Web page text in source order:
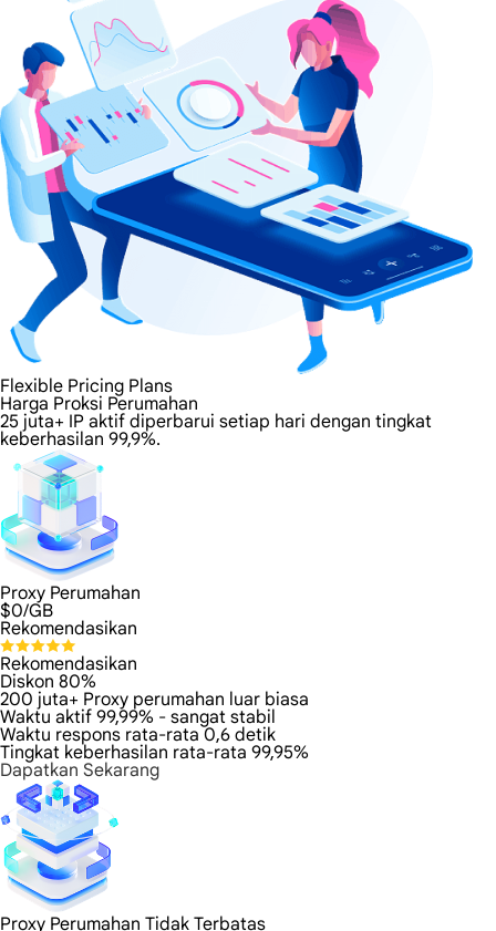
Flexible Pricing Plans
Harga Proksi Perumahan
25 juta+ IP aktif diperbarui setiap hari dengan tingkat
keberhasilan 99,9%.
Proxy Perumahan
$0/GB
Rekomendasikan
Rekomendasikan
Diskon 80%
200 juta+ Proxy perumahan luar biasa
Waktu aktif 99,99% - sangat stabil
Waktu respons rata-rata 0,6 detik
Tingkat keberhasilan rata-rata 99,95%
Dapatkan Sekarang
Proxy Perumahan Tidak Terbatas